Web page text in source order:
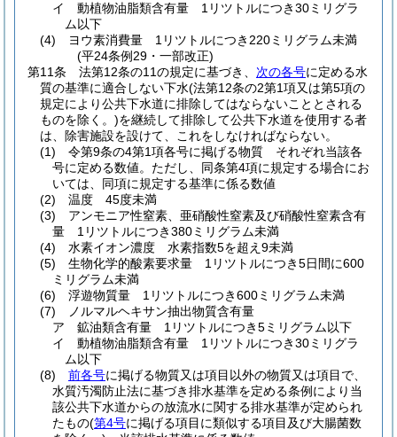
イ
動植物油脂類含有量 1リツトルにつき30ミリグラ
ム以下
(4)
ヨウ素消費量 1リツトルにつき220ミリグラム未満
(平24条例29・一部改正)
第11条
法第12条の11の規定に基づき、 次の各号に定める水
質の基準に適合しない下水(法第12条の2第1項又は第5項の
規定により公共下水道に排除してはならないこととされる
ものを除く。)を継続して排除して公共下水道を使用する者
は、除害施設を設けて、これをしなければならない。
(1)
令第9条の4第1項各号に掲げる物質 それぞれ当該各
号に定める数値。 ただし、同条第4項に規定する場合にお
いては、同項に規定する基準に係る数値
(2)
温度 45度未満
(3)
アンモニア性窒素、亜硝酸性窒素及び硝酸性窒素含有
量 1リツトルにつき380ミリグラム未満
(4)
水素イオン濃度 水素指数5を超え9未満
(5)
生物化学的酸素要求量 1リツトルにつき5日間に600
ミリグラム未満
(6)
浮遊物質量 1リツトルにつき600ミリグラム未満
(7)
ノルマルヘキサン抽出物質含有量
ア
鉱油類含有量 1リツトルにつき5ミリグラム以下
イ
動植物油脂類含有量 1リツトルにつき30ミリグラ
ム以下
(8)
前各号に掲げる物質又は項目以外の物質又は項目で、
水質汚濁防止法に基づき排水基準を定める条例により当
該公共下水道からの放流水に関する排水基準が定められ
たもの(第4号に掲げる項目に類似する項目及び大腸菌数